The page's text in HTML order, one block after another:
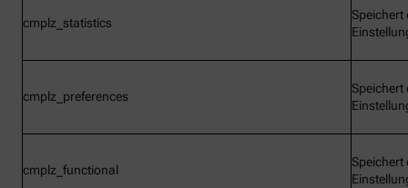
cmplz_statistics
Speichert
cmplz_preferences
Speichert
cmplz_functional
Speichert